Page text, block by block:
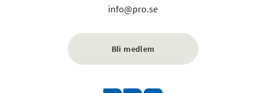
info@pro.se
Bli medlem